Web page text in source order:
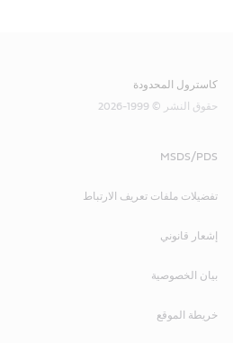
كاسترول المحدودة
حقوق النشر © 1999-2026
MSDS/PDS
تفضيلات ملفات تعريف الارتباط
إشعار قانوني
بيان الخصوصية
خريطة الموقع